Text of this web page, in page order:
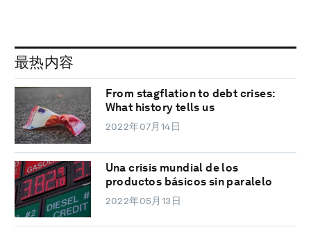
最热内容
From stagflation to debt crises:
What history tells us
2022年07月14日
Una crisis mundial de los
productos básicos sin paralelo
2022年05月13日